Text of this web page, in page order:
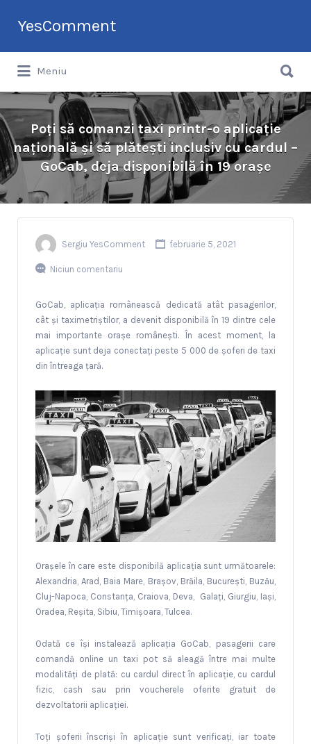
YesComment
Tu faci topul companiilor din România
for:
Meniu
for:
Poți să comanzi taxi printr-o aplicație
națională și să plătești inclusiv cu cardul –
GoCab, deja disponibilă în 19 orașe
Sergiu YesComment februarie 5, 2021
Niciun comentariu
GoCab, aplicația românească dedicată atât pasagerilor,
cât și taximetriștilor, a devenit disponibilă în 19 dintre cele
mai importante orașe românești. În acest moment, la
aplicație sunt deja conectați peste 5 000 de șoferi de taxi
din întreaga țară.
Orașele în care este disponibilă aplicația sunt următoarele:
Alexandria, Arad, Baia Mare, Brașov, Brăila, București, Buzău,
Cluj-Napoca, Constanța, Craiova, Deva, Galați, Giurgiu, Iași,
Oradea, Reșita, Sibiu, Timișoara, Tulcea.
Odată ce își instalează aplicația GoCab, pasagerii care
comandă online un taxi pot să aleagă între mai multe
modalități de plată: cu cardul direct în aplicație, cu cardul
fizic, cash sau prin voucherele oferite gratuit de
dezvoltatorii aplicației.
Toți șoferii înscriși în aplicație sunt verificați, iar toate